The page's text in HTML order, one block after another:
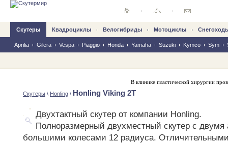
Скутеры
Aprilia Gilera Vespa Piaggio Honda Yamaha Suzuki Kymco Sym
Квадроциклы Велогибриды Mотоциклы
В клинике пластической хирургии
Скутеры \ Honling \ Honling Viking 2T
Двухтактный скутер от компании Honling.
Полноразмерный двухместный скутер с двумя
большими колесами 12 радиуса.